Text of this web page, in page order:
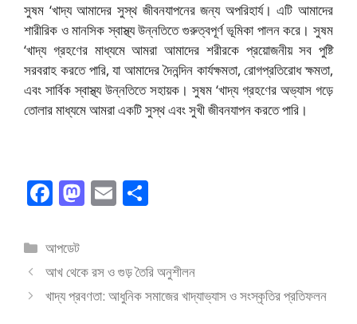
সুষম ‘খাদ্য আমাদের সুস্থ জীবনযাপনের জন্য অপরিহার্য। এটি আমাদের
শারীরিক ও মানসিক স্বাস্থ্য উন্নতিতে গুরুত্বপূর্ণ ভূমিকা পালন করে। সুষম
‘খাদ্য গ্রহণের মাধ্যমে আমরা আমাদের শরীরকে প্রয়োজনীয় সব পুষ্টি
সরবরাহ করতে পারি, যা আমাদের দৈনন্দিন কার্যক্ষমতা, রোগপ্রতিরোধ ক্ষমতা,
এবং সার্বিক স্বাস্থ্য উন্নতিতে সহায়ক। সুষম ‘খাদ্য গ্রহণের অভ্যাস গড়ে
তোলার মাধ্যমে আমরা একটি সুস্থ এবং সুখী জীবনযাপন করতে পারি।
F
e
b
o
M
d
o
E
l e
বিভাগ
সমূহ
আপডেট
আখ থেকে রস ও গুড় তৈরি অনুশীলন
খাদ্য প্রবণতা: আধুনিক সমাজের খাদ্যাভ্যাস ও সংস্কৃতির প্রতিফলন